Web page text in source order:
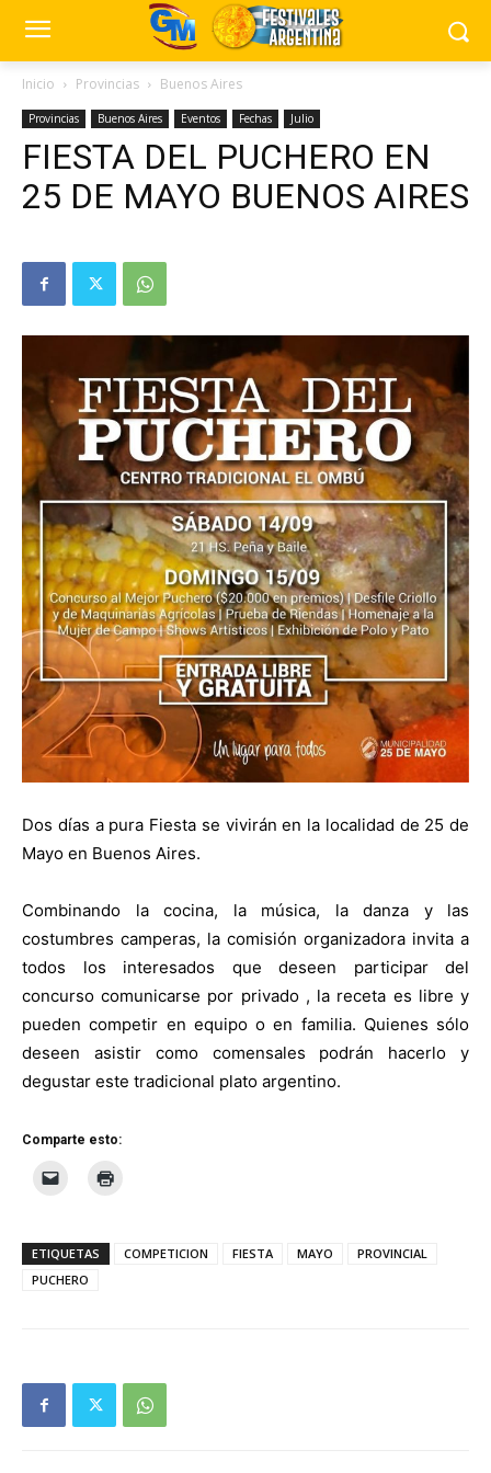
Inicio Provincias Buenos Aires
Provincias Buenos Aires Eventos Fechas Julio
FIESTA DEL PUCHERO EN
25 DE MAYO BUENOS AIRES
Dos días a pura Fiesta se vivirán en la localidad de 25 de
Mayo en Buenos Aires.
Combinando la cocina, la música, la danza y las
costumbres camperas, la comisión organizadora invita a
todos los interesados que deseen participar del
concurso comunicarse por privado , la receta es libre y
pueden competir en equipo o en familia. Quienes sólo
deseen asistir como comensales podrán hacerlo y
degustar este tradicional plato argentino.
Comparte esto:
ETIQUETAS COMPETICION FIESTA MAYO
PROVINCIAL
PUCHERO